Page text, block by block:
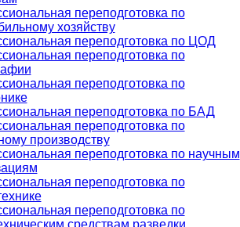
переподготовка по
хозяйству
переподготовка по ЦОД
переподготовка по
переподготовка по
переподготовка по БАД
переподготовка по
производству
переподготовка по научным
переподготовка по
переподготовка по
средствам разведки